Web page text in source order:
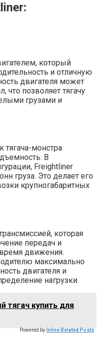
который
и отличную
двигателя может
что позволяет тягачу
грузами и
тягача-монстра
В
Freightliner
груза. Это делает его
крупногабаритных
которая
передач и
движения.
максимально
двигателя и
нагрузки.
тягач купить для
Powered by Inline Related Posts